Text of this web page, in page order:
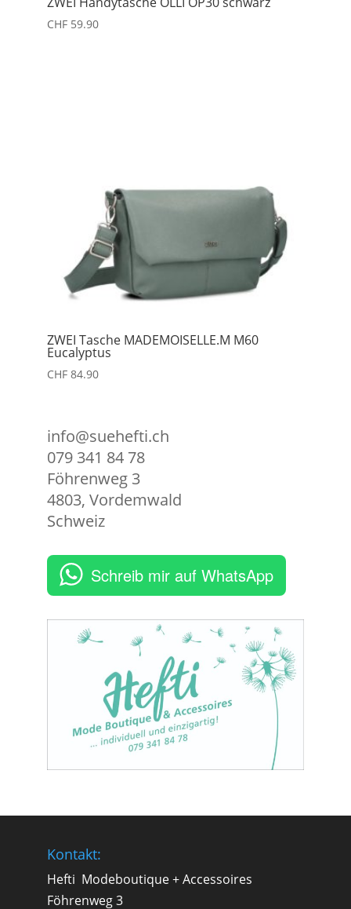
CHF59.90
ZWEI Tasche MADEMOISELLE.M M60
Eucalyptus
CHF84.90
info@suehefti.ch
079 341 84 78
Föhrenweg 3
4803, Vordemwald
Schweiz
Schreib mir auf WhatsApp
Kontakt:
Hefti Modeboutique + Accessoires
Föhrenweg 3